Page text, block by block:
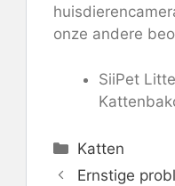
onze andere
SiiPet
Categorieën
Katten
Ernstige